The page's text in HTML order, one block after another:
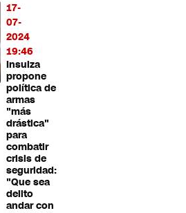
17-
07-
2024
19:46
Insulza
propone
política de
armas
"más
drástica"
para
combatir
crisis de
seguridad:
"Que sea
delito
andar con